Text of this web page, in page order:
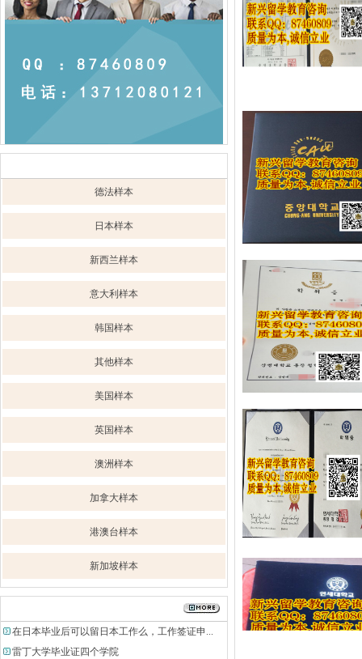
德法样本
日本样本
新西兰样本
意大利样本
韩国样本
其他样本
美国样本
英国样本
澳洲样本
加拿大样本
港澳台样本
新加坡样本
在日本毕业后可以留日本工作么，工作签证申...
雷丁大学毕业证四个学院